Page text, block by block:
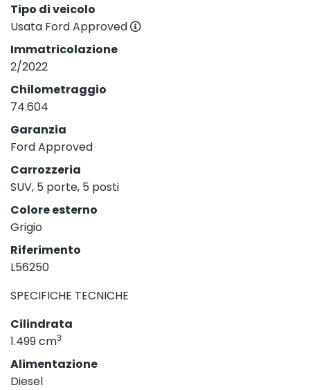
Tipo di veicolo
Usata Ford Approved
Immatricolazione
2/2022
Chilometraggio
74.604
Garanzia
Ford Approved
Carrozzeria
SUV, 5 porte, 5 posti
Colore esterno
Grigio
Riferimento
L56250
SPECIFICHE TECNICHE
Cilindrata
1.499 cm3
Alimentazione
Diesel